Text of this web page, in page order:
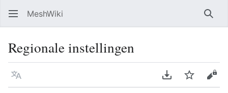
MeshWiki
Regionale instellingen
Taal PDF Volgen